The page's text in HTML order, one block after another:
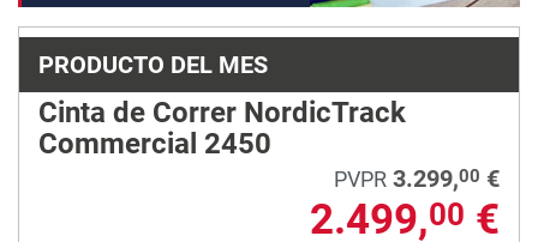
PRODUCTO DEL MES
Cinta de Correr NordicTrack
Commercial 2450
PVPR 3.299,00 €
2.499,00 €